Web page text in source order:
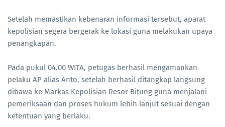
Setelah memastikan kebenaran informasi tersebut, aparat
kepolisian segera bergerak ke lokasi guna melakukan upaya
penangkapan.
Pada pukul 04.00 WITA, petugas berhasil mengamankan
pelaku AP alias Anto, setelah berhasil ditangkap langsung
dibawa ke Markas Kepolisian Resor Bitung guna menjalani
pemeriksaan dan proses hukum lebih lanjut sesuai dengan
ketentuan yang berlaku.